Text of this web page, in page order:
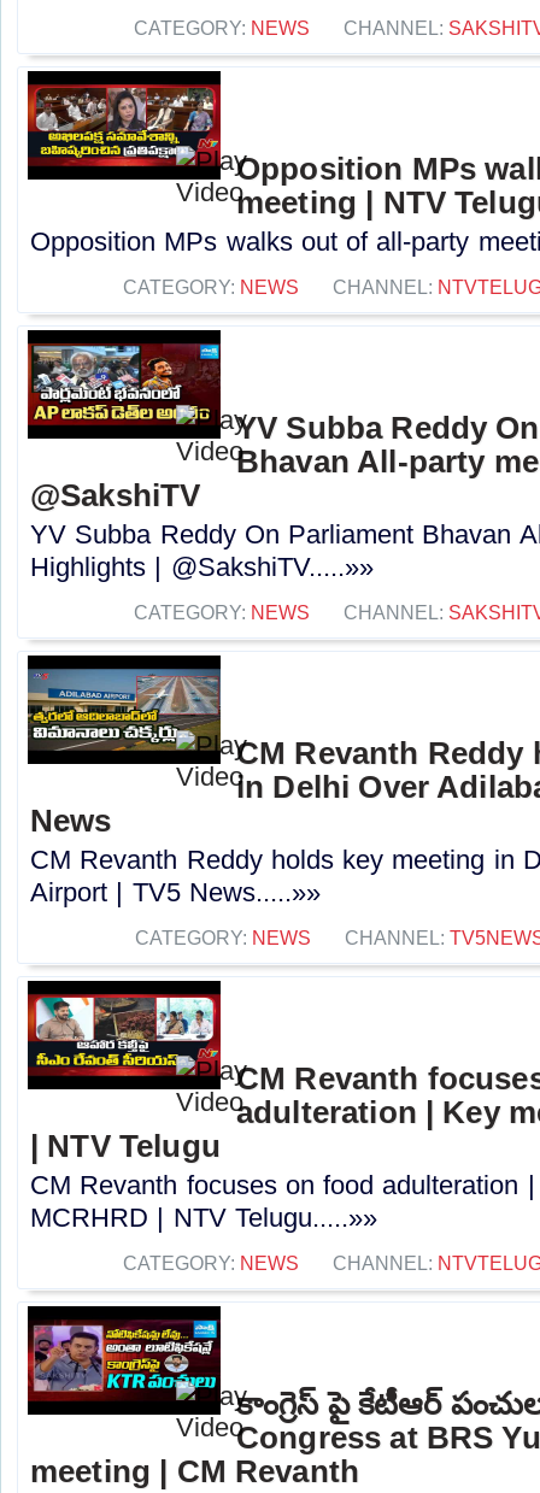
CATEGORY: NEWS CHANNEL:
Opposition MPs
meeting | NTV
Opposition MPs walks out of all-party
CATEGORY: NEWS CHANNEL:
YV Subba Reddy
Bhavan All-party
@SakshiTV
YV Subba Reddy On Parliament Bhavan
Highlights | @SakshiTV.....»»
CATEGORY: NEWS CHANNEL:
CM Revanth Reddy
in Delhi Over
News
CM Revanth Reddy holds key meeting in
Airport | TV5 News.....»»
CATEGORY: NEWS CHANNEL:
CM Revanth
adulteration | Key
| NTV Telugu
CM Revanth focuses on food adulteration
MCRHRD | NTV Telugu.....»»
CATEGORY: NEWS CHANNEL:
కాంగ్రెస్ పై కేటీఆర్
Congress at BRS
meeting | CM Revanth